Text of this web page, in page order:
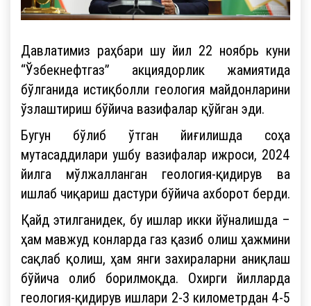
Давлатимиз раҳбари шу йил 22 ноябрь куни
“Ўзбекнефтгаз” акциядорлик жамиятида
бўлганида истиқболли геология майдонларини
ўзлаштириш бўйича вазифалар қўйган эди.
Бугун бўлиб ўтган йиғилишда соҳа
мутасаддилари ушбу вазифалар ижроси, 2024
йилга мўлжалланган геология-қидирув ва
ишлаб чиқариш дастури бўйича ахборот берди.
Қайд этилганидек, бу ишлар икки йўналишда –
ҳам мавжуд конларда газ қазиб олиш ҳажмини
сақлаб қолиш, ҳам янги захираларни аниқлаш
бўйича олиб борилмоқда. Охирги йилларда
геология-қидирув ишлари 2-3 километрдан 4-5